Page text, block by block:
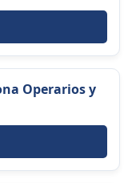
Operarios y